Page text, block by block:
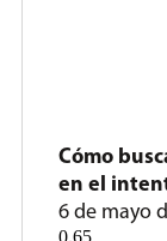
Cómo
en el
6 de mayo